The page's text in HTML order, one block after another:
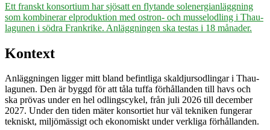
Ett franskt konsortium har sjösatt en flytande solenergianläggning
som kombinerar elproduktion med ostron- och musselodling i Thau-
lagunen i södra Frankrike. Anläggningen ska testas i 18 månader.
Kontext
Anläggningen ligger mitt bland befintliga skaldjursodlingar i Thau-
lagunen. Den är byggd för att tåla tuffa förhållanden till havs och
ska prövas under en hel odlingscykel, från juli 2026 till december
2027. Under den tiden mäter konsortiet hur väl tekniken fungerar
tekniskt, miljömässigt och ekonomiskt under verkliga förhållanden.